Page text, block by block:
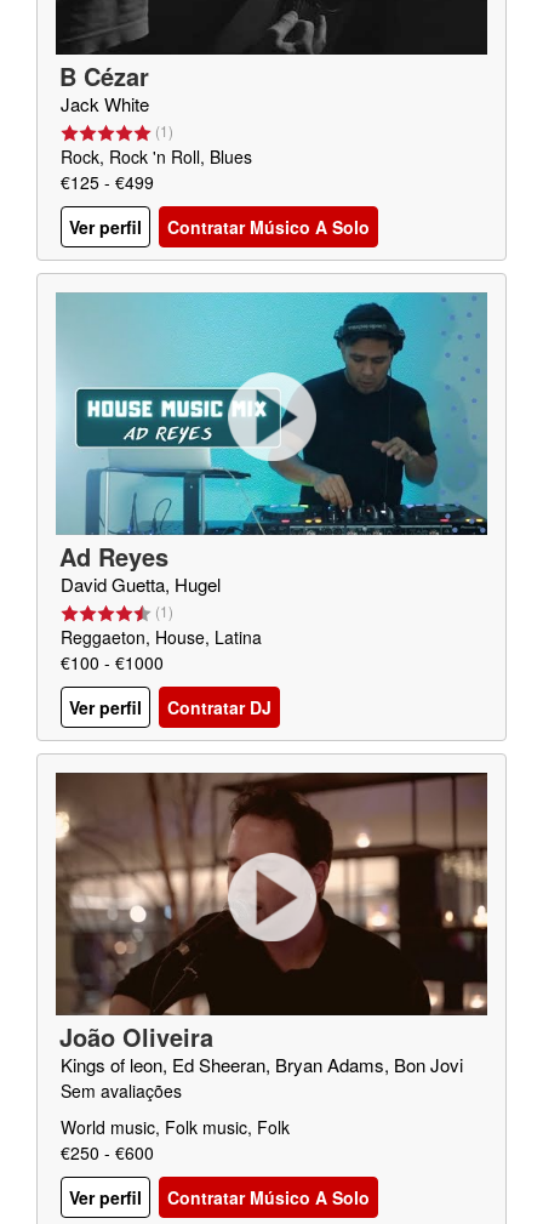
B Cézar
Jack White
(1)
Rock, Rock 'n Roll, Blues
€125 - €499
Ver perfil
Contratar Músico A Solo
Ad Reyes
David Guetta, Hugel
(1)
Reggaeton, House, Latina
€100 - €1000
Ver perfil
Contratar DJ
João Oliveira
Kings of leon, Ed Sheeran, Bryan Adams, Bon Jovi
Sem avaliações
World music, Folk music, Folk
€250 - €600
Ver perfil
Contratar Músico A Solo